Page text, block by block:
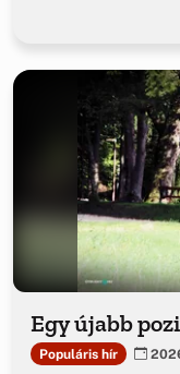
Egy újabb
Populáris hír